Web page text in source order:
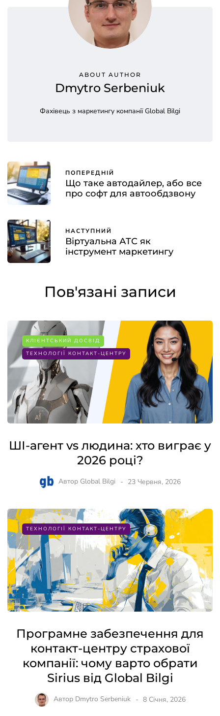
ABOUT AUTHOR
Dmytro Serbeniuk
Фахівець з маркетингу компанії Global Bilgi
ПОПЕРЕДНІЙ
Що таке автодайлер, або все
про софт для автообдзвону
НАСТУПНИЙ
Віртуальна АТС як
інструмент маркетингу
Пов'язані записи
КЛІЄНТСЬКИЙ ДОСВІД
ТЕХНОЛОГІЇ КОНТАКТ-ЦЕНТРУ
ШІ-агент vs людина: хто виграє у
2026 році?
Автор Global Bilgi 23 Червня, 2026
ТЕХНОЛОГІЇ КОНТАКТ-ЦЕНТРУ
Програмне забезпечення для
контакт-центру страхової
компанії: чому варто обрати
Sirius від Global Bilgi
Автор Dmytro Serbeniuk 8 Січня, 2026